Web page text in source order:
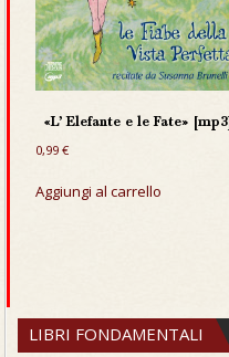
«L’ Elefante e le Fate» [mp3]
0,99€
Aggiungi al carrello
LIBRI FONDAMENTALI